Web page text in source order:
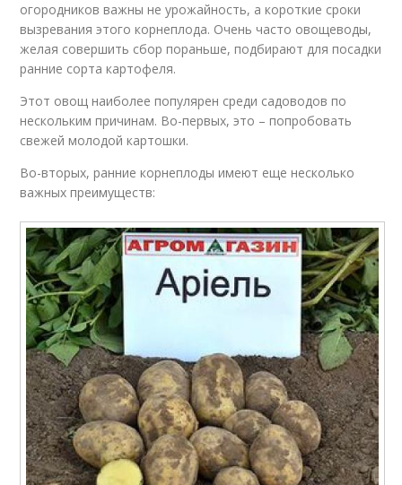
огородников важны не урожайность, а короткие сроки
вызревания этого корнеплода. Очень часто овощеводы,
желая совершить сбор пораньше, подбирают для посадки
ранние сорта картофеля.
Этот овощ наиболее популярен среди садоводов по
нескольким причинам. Во-первых, это – попробовать
свежей молодой картошки.
Во-вторых, ранние корнеплоды имеют еще несколько
важных преимуществ: